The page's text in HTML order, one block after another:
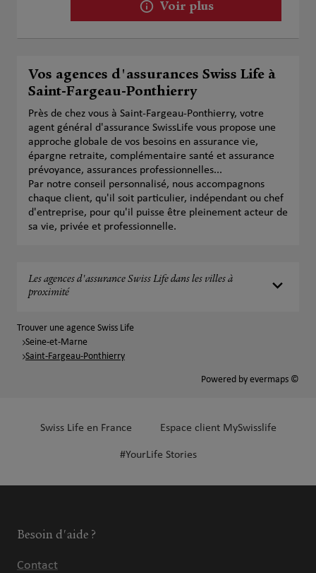
Voir plus
Vos agences d'assurances Swiss Life à
Saint-Fargeau-Ponthierry
Près de chez vous à Saint-Fargeau-Ponthierry, votre
agent général d'assurance SwissLife vous propose une
approche globale de vos besoins en assurance vie,
épargne retraite, complémentaire santé et assurance
prévoyance, assurances professionnelles...
Par notre conseil personnalisé, nous accompagnons
chaque client, qu'il soit particulier, indépendant ou chef
d'entreprise, pour qu'il puisse être pleinement acteur de
sa vie, privée et professionnelle.
Les agences d'assurance Swiss Life dans les villes à
proximité
Trouver une agence Swiss Life
Seine-et-Marne
Saint-Fargeau-Ponthierry
Powered by evermaps ©
Swiss Life en France Espace client MySwisslife
#YourLife Stories
Besoin d'aide ?
Contact